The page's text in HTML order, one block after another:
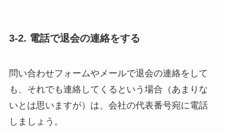
3-2. 電話で退会の連絡をする
問い合わせフォームやメールで退会の連絡をして
も、それでも連絡してくるという場合（あまりな
いとは思いますが）は、会社の代表番号宛に電話
しましょう。